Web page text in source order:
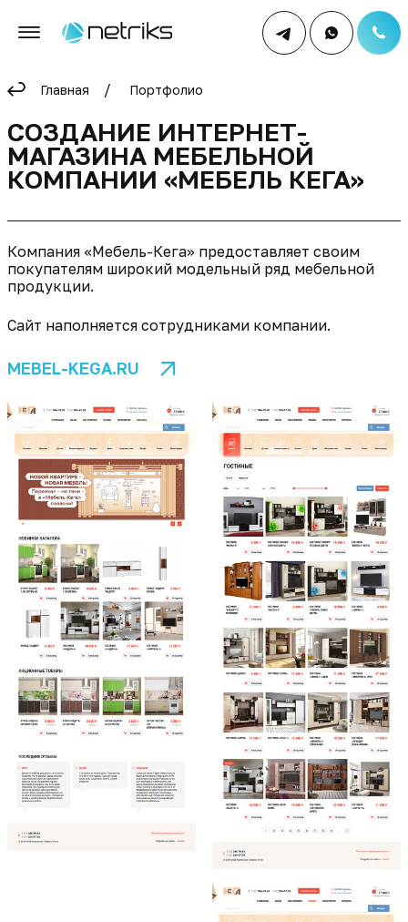
Главная Портфолио
СОЗДАНИЕ ИНТЕРНЕТ-
МАГАЗИНА МЕБЕЛЬНОЙ
КОМПАНИИ «МЕБЕЛЬ КЕГА»
Компания «Мебель-Кега» предоставляет своим
покупателям широкий модельный ряд мебельной
продукции.
Сайт наполняется сотрудниками компании.
MEBEL-KEGA.RU